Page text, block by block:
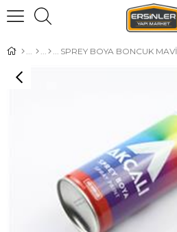
SPREY BOYA BONCUK MAVİ